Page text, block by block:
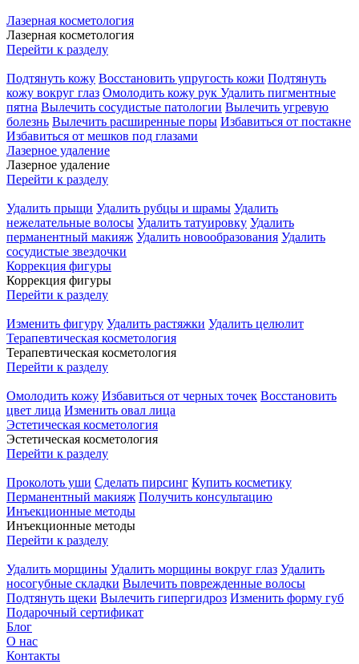
Лазерная косметология
Лазерная косметология
Перейти к разделу
Подтянуть кожу Восстановить упругость кожи Подтянуть
кожу вокруг глаз Омолодить кожу рук Удалить пигментные
пятна Вылечить сосудистые патологии Вылечить угревую
болезнь Вылечить расширенные поры Избавиться от постакне
Избавиться от мешков под глазами
Лазерное удаление
Лазерное удаление
Перейти к разделу
Удалить прыщи Удалить рубцы и шрамы Удалить
нежелательные волосы Удалить татуировку Удалить
перманентный макияж Удалить новообразования Удалить
сосудистые звездочки
Коррекция фигуры
Коррекция фигуры
Перейти к разделу
Изменить фигуру Удалить растяжки Удалить целюлит
Терапевтическая косметология
Терапевтическая косметология
Перейти к разделу
Омолодить кожу Избавиться от черных точек Восстановить
цвет лица Изменить овал лица
Эстетическая косметология
Эстетическая косметология
Перейти к разделу
Проколоть уши Сделать пирсинг Купить косметику
Перманентный макияж Получить консультацию
Инъекционные методы
Инъекционные методы
Перейти к разделу
Удалить морщины Удалить морщины вокруг глаз Удалить
носогубные складки Вылечить поврежденные волосы
Подтянуть щеки Вылечить гипергидроз Изменить форму губ
Подарочный сертификат
Блог
О нас
Контакты